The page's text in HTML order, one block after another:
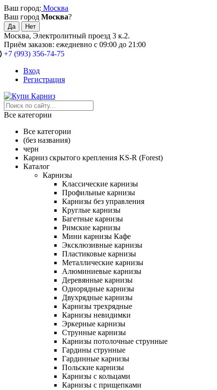
Ваш город: Москва
Ваш город Москва?
Москва, Электролитный проезд 3 к.2.
Приём заказов: ежедневно с 09:00 до 21:00
+7 (993) 356-74-75
Вход
Регистрация
Все категории
Все категории
(без названия)
черн
Карниз скрытого крепления KS-R (Forest)
Каталог
Карнизы
Классические карнизы
Профильные карнизы
Карнизы без управления
Круглые карнизы
Багетные карнизы
Римские карнизы
Мини карнизы Кафе
Эксклюзивные карнизы
Пластиковые карнизы
Металлические карнизы
Алюминиевые карнизы
Деревянные карнизы
Однорядные карнизы
Двухрядные карнизы
Карнизы трехрядные
Карнизы невидимки
Эркерные карнизы
Струнные карнизы
Карнизы потолочные струнные
Гардины струнные
Гардинные карнизы
Польские карнизы
Карнизы с кольцами
Карнизы с прищепками